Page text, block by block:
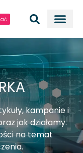
kampanie i
jak działamy.
na temat